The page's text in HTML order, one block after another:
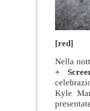
[red]
Nella
+
Kyle